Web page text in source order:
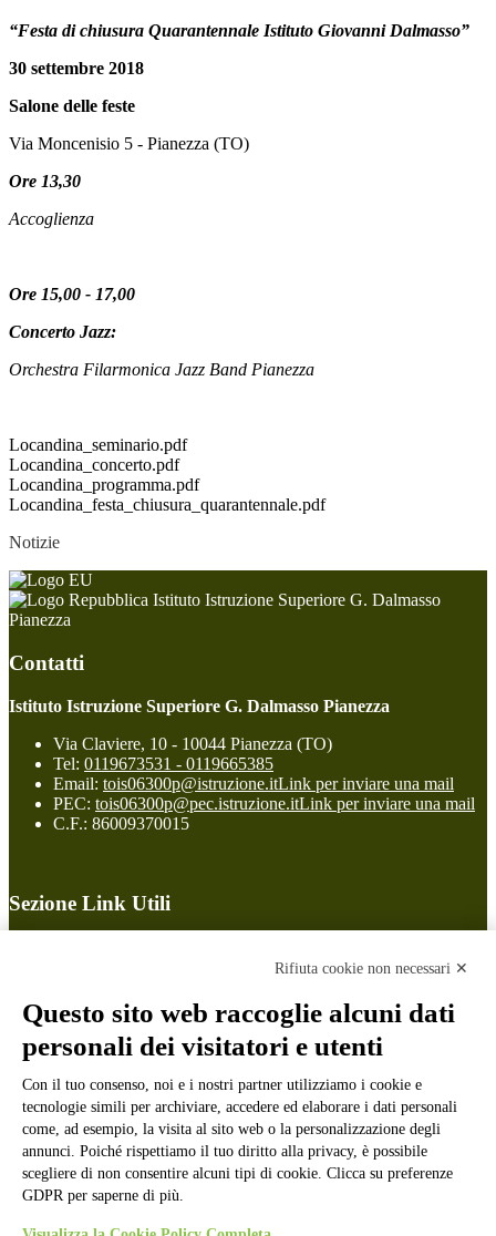
“Festa di chiusura Quarantennale Istituto Giovanni Dalmasso”
30 settembre 2018
Salone delle feste
Via Moncenisio 5 - Pianezza (TO)
Ore 13,30
Accoglienza
Ore 15,00 - 17,00
Concerto Jazz:
Orchestra Filarmonica Jazz Band Pianezza
Locandina_seminario.pdf
Locandina_concerto.pdf
Locandina_programma.pdf
Locandina_festa_chiusura_quarantennale.pdf
Notizie
Istituto Istruzione Superiore G. Dalmasso
Pianezza
Contatti
Istituto Istruzione Superiore G. Dalmasso Pianezza
Via Claviere, 10 - 10044 Pianezza (TO)
Tel: 0119673531 - 0119665385
Email: tois06300p@istruzione.itLink per inviare una mail
PEC: tois06300p@pec.istruzione.itLink per inviare una mail
C.F.: 86009370015
Sezione Link Utili
Ufficio Relazioni con il Pubblico
Dichiarazione di accessibilità
Obiettivi di accessibilità
Gestione consensi cookie
Amministrazione trasparente
Pagina visualizzata
1656 volte
Sezione Copyright
Rifiuta cookie non necessari ✕
Questo sito web raccoglie alcuni dati
personali dei visitatori e utenti
Con il tuo consenso, noi e i nostri partner utilizziamo i cookie e
tecnologie simili per archiviare, accedere ed elaborare i dati personali
come, ad esempio, la visita al sito web o la personalizzazione degli
annunci. Poiché rispettiamo il tuo diritto alla privacy, è possibile
scegliere di non consentire alcuni tipi di cookie. Clicca su preferenze
GDPR per saperne di più.